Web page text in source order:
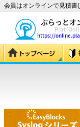
会員はオンラインで見積書(